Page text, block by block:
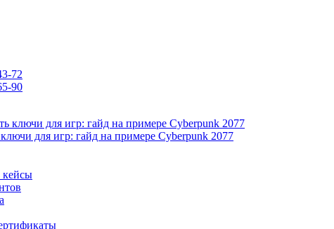
72
90
для игр: гайд на примере Cyberpunk 2077